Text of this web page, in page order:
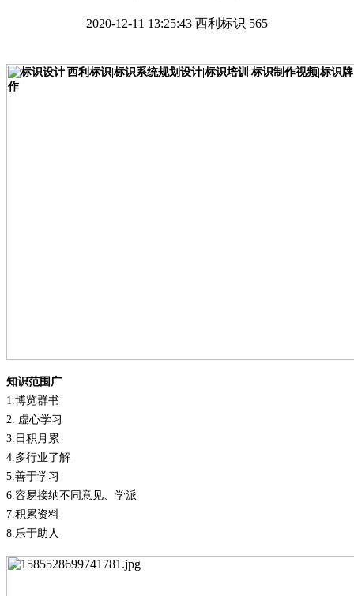
2020-12-11 13:25:43 西利标识 565
知识范围广
1. 博览群书
2.
虚心学习
3. 日积月累
4. 多行业了解
5. 善于学习
6. 容易接纳不同意见、学派
7. 积累资料
8. 乐于助人